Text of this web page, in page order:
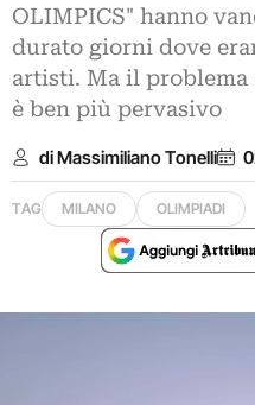
OLIMPICS" hanno
durato giorni dove
artisti. Ma il
è ben più pervasivo
di Massimiliano Tonelli
TAG MILANO OLIMPIADI